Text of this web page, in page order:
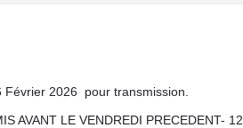
Février 2026 pour transmission.
AVANT LE VENDREDI PRECEDENT-